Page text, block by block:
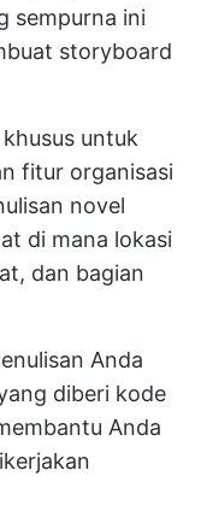
sempurna ini
storyboard
untuk
fitur organisasi
novel
di mana lokasi
dan bagian
Anda
diberi kode
Anda